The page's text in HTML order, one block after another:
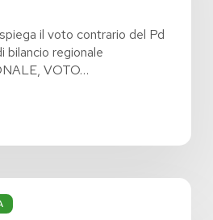
il voto contrario del Pd
bilancio regionale
VOTO…